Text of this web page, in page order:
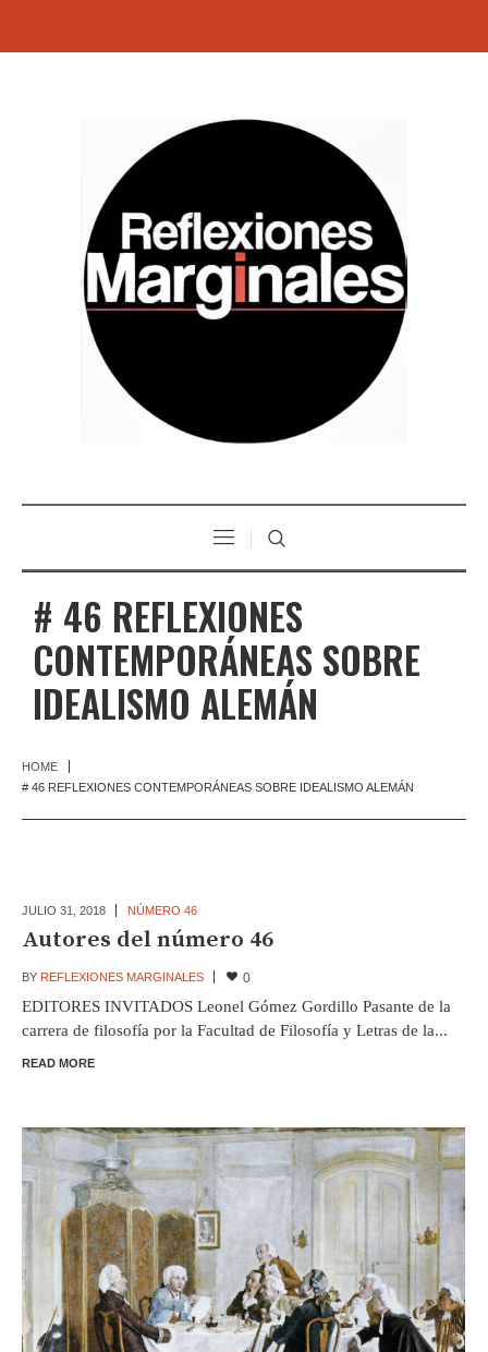
# 46 REFLEXIONES
CONTEMPORÁNEAS SOBRE
IDEALISMO ALEMÁN
HOME
# 46 REFLEXIONES CONTEMPORÁNEAS SOBRE IDEALISMO ALEMÁN
JULIO 31, 2018 NÚMERO 46
Autores del número 46
BY REFLEXIONES MARGINALES 0
EDITORES INVITADOS Leonel Gómez Gordillo Pasante de la
carrera de filosofía por la Facultad de Filosofía y Letras de la...
READ MORE